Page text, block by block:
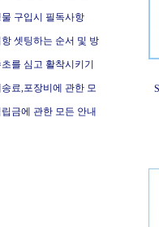
구입시 필독사항
항 셋팅하는 순서 및 방
초를 심고 활착시키기
료,포장비에 관한 모
립금에 관한 모든 안내